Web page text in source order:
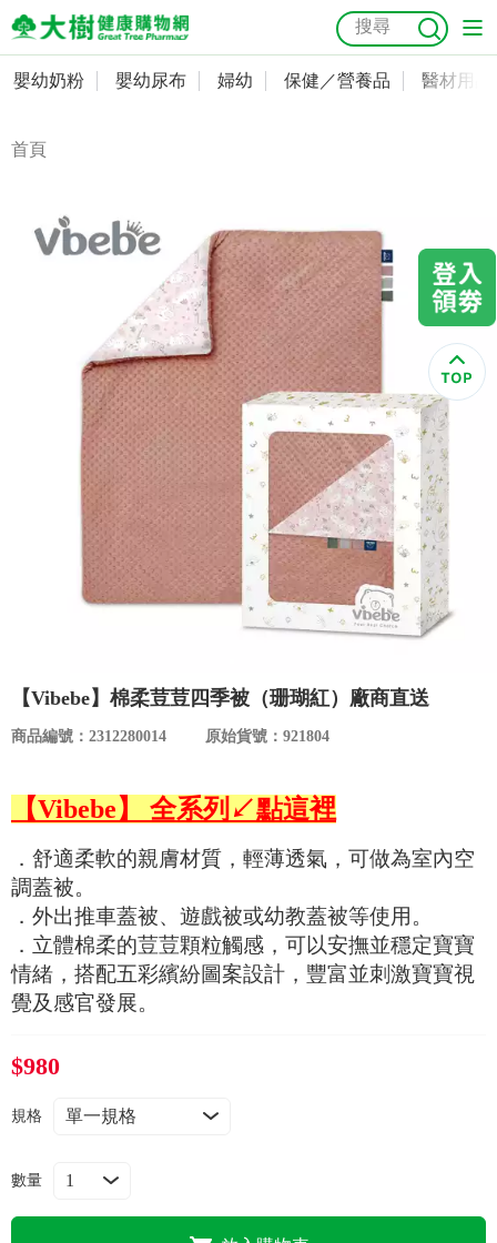
嬰幼奶粉
嬰幼尿布
美容／個人清潔
食品／健康食補
優惠活動
合作提案
購物流程
會員專區
常見問題
折價券、紅利說明
抗菌
會員資料及密碼修改
常用收件人清單
紅利點數查詢
購物金查詢
優惠券領取
優惠券查詢
嬰幼奶粉 嬰幼尿布 婦幼 保健／營養品 醫材用品
首頁
【Vibebe】棉柔荳荳四季被（珊瑚紅）廠商直送
商品編號：2312280014 原始貨號：921804
【Vibebe】 全系列↙點這裡
．舒適柔軟的親膚材質，輕薄透氣，可做為室內空
調蓋被。
．外出推車蓋被、遊戲被或幼教蓋被等使用。
．立體棉柔的荳荳顆粒觸感，可以安撫並穩定寶寶
情緒，搭配五彩繽紛圖案設計，豐富並刺激寶寶視
覺及感官發展。
$980
規格
數量